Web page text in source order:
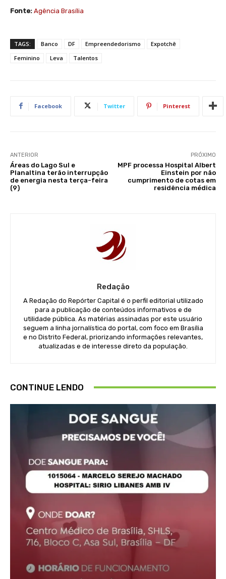
Fonte: Agência Brasília
TAGS: Banco DF Empreendedorismo
Expotchê
Feminino
Leva Talentos
Facebook Twitter Pinterest
ANTERIOR
Áreas do Lago Sul e
Planaltina terão interrupção
de energia nesta terça-feira
(9)
PRÓXIMO
MPF processa Hospital Albert
Einstein por não
cumprimento de cotas em
residência médica
Redação
A Redação do Repórter Capital é o perfil editorial utilizado
para a publicação de conteúdos informativos e de
utilidade pública. As matérias assinadas por este usuário
seguem a linha jornalística do portal, com foco em Brasília
e no Distrito Federal, priorizando informações relevantes,
atualizadas e de interesse direto da população.
CONTINUE LENDO